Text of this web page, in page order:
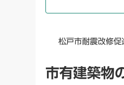
松戸市耐震改修促
市有建築物